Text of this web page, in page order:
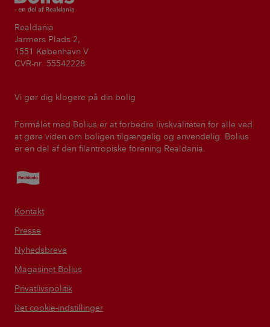
Realdania
Jarmers Plads 2,
1551 København V
CVR-nr. 55542228
Vi gør dig klogere på din bolig
Formålet med Bolius er at forbedre livskvaliteten for alle ved
at gøre viden om boligen tilgængelig og anvendelig. Bolius
er en del af den filantropiske forening Realdania.
Realdania
Kontakt
Presse
Nyhedsbreve
Magasinet Bolius
Privatlivspolitik
Ret cookie-indstillinger